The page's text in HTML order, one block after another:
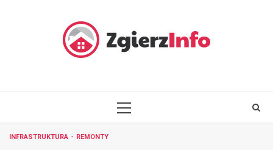
PRIMARY
INFRASTRUKTURA REMONTY